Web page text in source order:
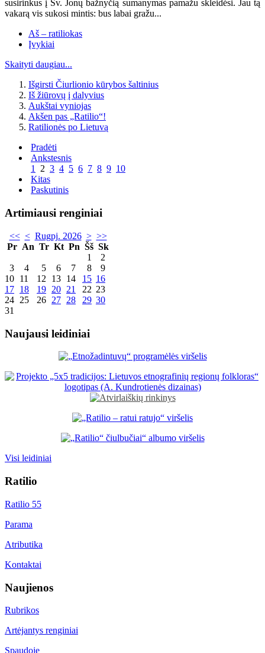
susirinkus į Šv. Jonų bažnyčią sumanymas pamažu skleidėsi. Jau tą
vakarą vis sukosi mintis: bus labai gražu...
Aš – ratiliokas
Įvykiai
Skaityti daugiau...
Išgirsti Čiurlionio kūrybos šaltinius
Iš žiūrovų į dalyvius
Aukštai vyniojas
Akšen pas „Ratilio“!
Ratilionės po Lietuvą
Pradėti
Ankstesnis
1 2 3 4 5 6 7 8 9 10
Kitas
Paskutinis
Artimiausi renginiai
<< < Rugpj. 2026 > >>
Pr An Tr Kt Pn Šš Sk
1
2
3
4 5 6 7 8
9
10 11 12 13 14 15 16
17 18 19 20 21 22 23
24 25 26 27 28 29 30
31
Naujausi leidiniai
Visi leidiniai
Ratilio
Ratilio 55
Parama
Atributika
Kontaktai
Naujienos
Rubrikos
Artėjantys renginiai
Spaudoje